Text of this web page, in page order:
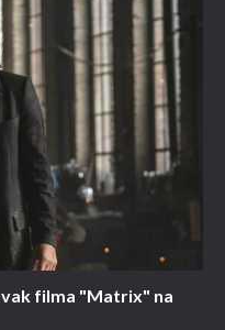
filma "Matrix" na